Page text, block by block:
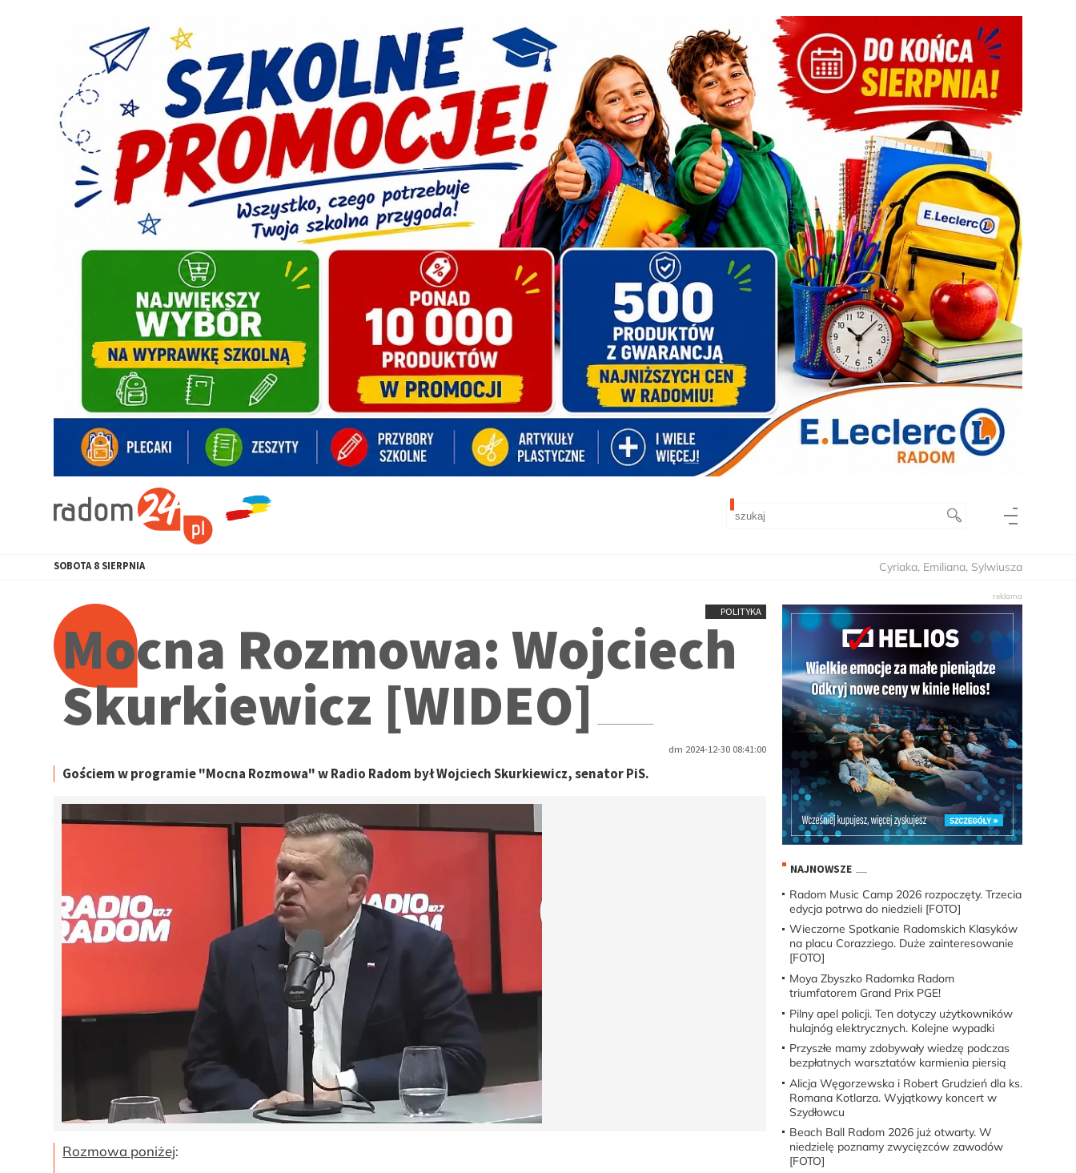
SOBOTA 8 SIERPNIA Cyriaka, Emiliana, Sylwiusza
POLITYKA
Mocna Rozmowa: Wojciech
Skurkiewicz [WIDEO]
dm 2024-12-30 08:41:00
Gościem w programie "Mocna Rozmowa" w Radio Radom był Wojciech Skurkiewicz, senator PiS.
Rozmowa poniżej:
NAJNOWSZE
Radom Music Camp 2026 rozpoczęty. Trzecia
edycja potrwa do niedzieli [FOTO]
Wieczorne Spotkanie Radomskich Klasyków
na placu Corazziego. Duże zainteresowanie
[FOTO]
Moya Zbyszko Radomka Radom
triumfatorem Grand Prix PGE!
Pilny apel policji. Ten dotyczy użytkowników
hulajnóg elektrycznych. Kolejne wypadki
Przyszłe mamy zdobywały wiedzę podczas
bezpłatnych warsztatów karmienia piersią
Alicja Węgorzewska i Robert Grudzień dla ks.
Romana Kotlarza. Wyjątkowy koncert w
Szydłowcu
Beach Ball Radom 2026 już otwarty. W
niedzielę poznamy zwycięzców zawodów
[FOTO]